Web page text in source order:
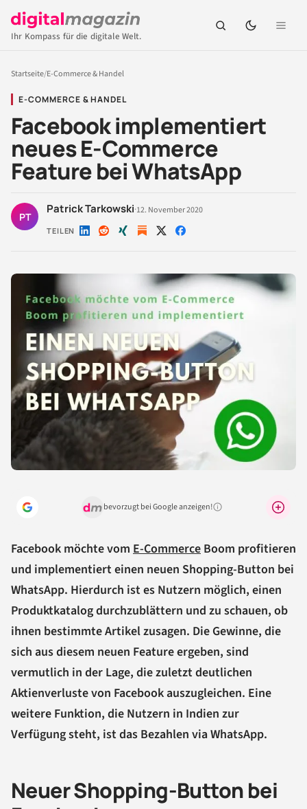
Ihr Kompass für die digitale Welt.
Startseite/E-Commerce & Handel
E-COMMERCE & HANDEL
Facebook implementiert
neues E-Commerce
Feature bei WhatsApp
PT
Patrick Tarkowski·12. November 2020
TEILEN Auf Auf Auf Auf Auf
bevorzugt bei Google anzeigen!Warum lohnt sich das?
Facebook möchte vom E-Commerce Boom profitieren
und implementiert einen neuen Shopping-Button bei
WhatsApp. Hierdurch ist es Nutzern möglich, einen
Produktkatalog durchzublättern und zu schauen, ob
ihnen bestimmte Artikel zusagen. Die Gewinne, die
sich aus diesem neuen Feature ergeben, sind
vermutlich in der Lage, die zuletzt deutlichen
Aktienverluste von Facebook auszugleichen. Eine
weitere Funktion, die Nutzern in Indien zur
Verfügung steht, ist das Bezahlen via WhatsApp.
Neuer Shopping-Button bei